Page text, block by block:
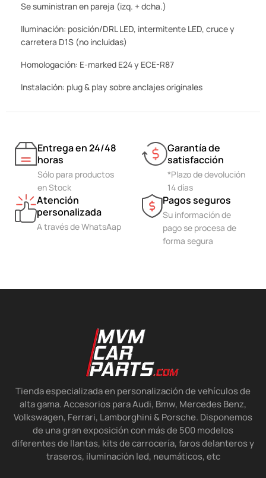
Se suministran en pareja (izq. + dcha.)
Iluminación: posición/DRL LED, intermitente LED, cruce y
carretera D1S (no incluidas)
Homologación: E-marked E24 y ECE-R87
Instalación: plug & play sobre anclajes originales
Entrega en 24/48
horas
Sólo para productos
en Stock
Garantía de
satisfacción
*Plazo de devolución
14 días
Atención
personalizada
A través de WhatsAap
Pagos seguros
Su información de
pago se procesa de
forma segura
Tienda especializada en personalización de vehículos de
alta gama. Accesorios para Audi, Bmw, Mercedes Benz,
Volkswagen, Ferrari, Lamborghini & Porsche. Disponemos
de una gran exposición con más de 500 modelos
diferentes de llantas, kits de carrocería, faros delanteros y
traseros, iluminación led, neumáticos, etc